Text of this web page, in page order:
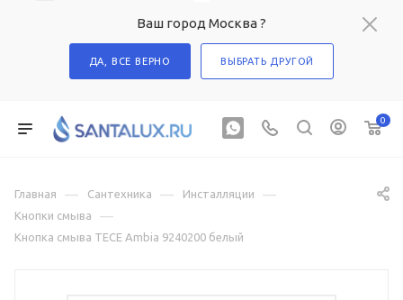
Ваш город Москва ?
ДА, ВСЕ ВЕРНО ВЫБРАТЬ ДРУГОЙ
0
Главная — Сантехника — Инсталляции —
Кнопки смыва —
Кнопка смыва TECE Ambia 9240200 белый